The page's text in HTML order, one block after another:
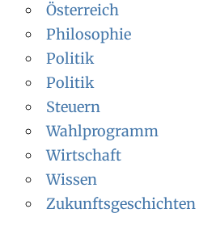
Österreich
Philosophie
Politik
Politik
Steuern
Wahlprogramm
Wirtschaft
Wissen
Zukunftsgeschichten